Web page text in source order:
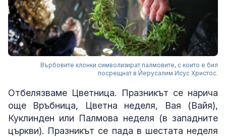
Върбовите клонки символизират палмовите, с които е бил
посрещнат в Йерусалим Исус Христос.
Отбелязваме Цветница. Празникът се нарича
още Връбница, Цветна неделя, Вая (Вайя),
Куклинден или Палмова неделя (в западните
църкви). Празникът се пада в шестата неделя